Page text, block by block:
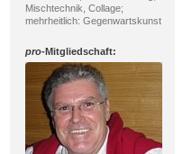
Mischtechnik, Collage;
mehrheitlich: Gegenwartskunst
pro-Mitgliedschaft: